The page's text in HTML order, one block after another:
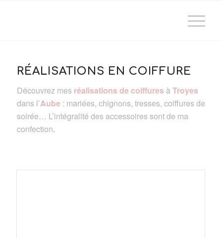
RÉALISATIONS EN COIFFURE
Découvrez mes réalisations de coiffures àTroyes
dans l’Aube: mariées, chignons, tresses, coiffures de
soirée… L’intégralité des accessoires sont de ma
confection.